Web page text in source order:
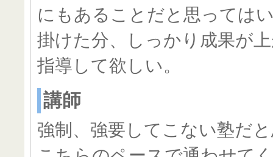
にもあることだと思っては
掛けた分、しっかり成果が
指導して欲しい。
講師
強制、強要してこない塾だ